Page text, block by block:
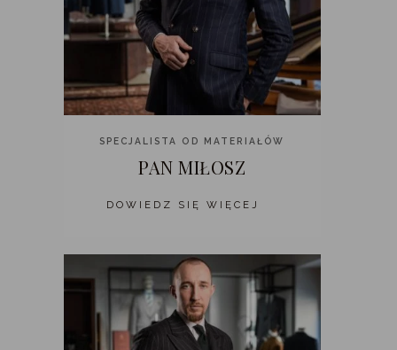
SPECJALISTA OD MATERIAŁÓW
PAN MIŁOSZ
DOWIEDZ SIĘ WIĘCEJ